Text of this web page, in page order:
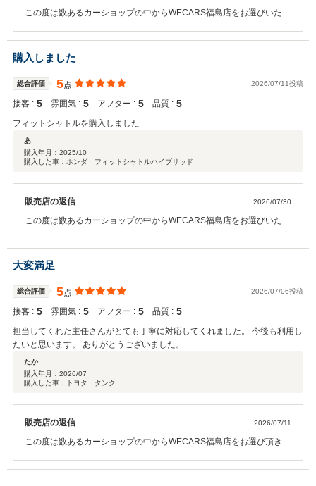
この度は数あるカーショップの中からWECARS福島店をお選びいただ
ご投稿いただき、スタッフ一同心より感謝申し上げます。 当店では、
お車をご購入いただいた後も安心して長くお乗りいただけるよう、ア
フターサービスにも誠意を持って対応しております。お車のメンテナ
ンスや点検などにつきましても、ぜひお気軽にご相談・ご利用くださ
い。 これからもお客様にご満足いただけるサービスをご提供できるよ
うに努めてまいります。今後ともWECARS福島店をよろしくお願い致
します。
購入しました
総合評価 5点 2026/07/11投稿
接客 : 5 雰囲気 : 5 アフター : 5 品質 : 5
フィットシャトルを購入しました
あ
購入年月： 2025/10
購入した車：ホンダ フィットシャトルハイブリッド
販売店の返信 2026/07/30
この度は数あるカーショップの中からWECARS福島店をお選びいただ
ご投稿いただき、スタッフ一同心より感謝申し上げます。 当店では、
お車をご購入いただいた後も安心して長くお乗りいただけるよう、ア
フターサービスにも誠意を持って対応しております。お車のメンテナ
ンスや点検などにつきましても、ぜひお気軽にご相談・ご利用くださ
い。 これからもお客様にご満足いただけるサービスをご提供できるよ
うに努めてまいります。今後ともWECARS福島店をよろしくお願い致
します。
大変満足
総合評価 5点 2026/07/06投稿
接客 : 5 雰囲気 : 5 アフター : 5 品質 : 5
担当してくれた主任さんがとても丁寧に対応してくれました。 今後も利用し
たいと思います。 ありがとうございました。
たか
購入年月： 2026/07
購入した車：トヨタ タンク
販売店の返信 2026/07/11
この度は数あるカーショップの中からWECARS福島店をお選び頂き誠
き、福島店スタッフ一同感謝しております。 お困り等ございましたら